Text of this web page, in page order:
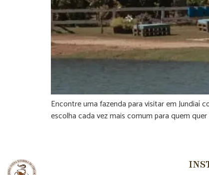
Encontre uma fazenda para visitar em Jundiaí
escolha cada vez mais comum para quem